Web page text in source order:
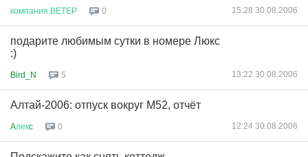
компания ВЕТЕР 0 15:28 30.08.2006
подарите любимым сутки в номере Люкс
:)
Bird_N 5 13:22 30.08.2006
Алтай-2006: отпуск вокруг М52, отчёт
Aлекc 0 12:24 30.08.2006